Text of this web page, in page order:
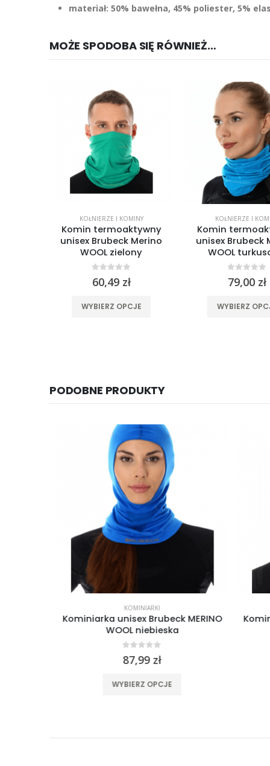
materiał: 50% bawełna, 45% poliester, 5%
MOŻE SPODOBA SIĘ RÓWNIEŻ…
KOŁNIERZE I KOMINY
Komin termoaktywny
unisex Brubeck Merino
WOOL zielony
out of 5
60,49 zł
WYBIERZ OPCJE
KOŁNIERZE I
Komin
unisex Brubeck
WOOL
out of
79,00 zł
WYBIERZ
PODOBNE PRODUKTY
KOMINIARKI
Kominiarka unisex Brubeck MERINO
WOOL niebieska
out of 5
87,99zł
WYBIERZ OPCJE